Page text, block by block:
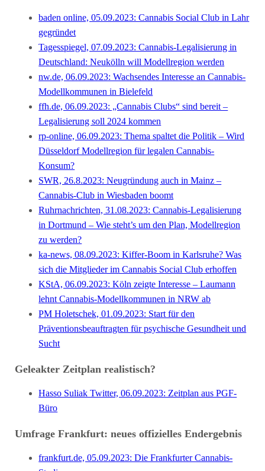
baden online, 05.09.2023: Cannabis Social Club in Lahr
gegründet
Tagesspiegel, 07.09.2023: Cannabis-Legalisierung in
Deutschland: Neukölln will Modellregion werden
nw.de, 06.09.2023: Wachsendes Interesse an Cannabis-
Modellkommunen in Bielefeld
ffh.de, 06.09.2023: „Cannabis Clubs“ sind bereit –
Legalisierung soll 2024 kommen
rp-online, 06.09.2023: Thema spaltet die Politik – Wird
Düsseldorf Modellregion für legalen Cannabis-
Konsum?
SWR, 26.8.2023: Neugründung auch in Mainz –
Cannabis-Club in Wiesbaden boomt
Ruhrnachrichten, 31.08.2023: Cannabis-Legalisierung
in Dortmund – Wie steht’s um den Plan, Modellregion
zu werden?
ka-news, 08.09.2023: Kiffer-Boom in Karlsruhe? Was
sich die Mitglieder im Cannabis Social Club erhoffen
KStA, 06.09.2023: Köln zeigte Interesse – Laumann
lehnt Cannabis-Modellkommunen in NRW ab
PM Holetschek, 01.09.2023: Start für den
Präventionsbeauftragten für psychische Gesundheit und
Sucht
Geleakter Zeitplan realistisch?
Hasso Suliak Twitter, 06.09.2023: Zeitplan aus PGF-
Büro
Umfrage Frankfurt: neues offizielles Endergebnis
frankfurt.de, 05.09.2023: Die Frankfurter Cannabis-